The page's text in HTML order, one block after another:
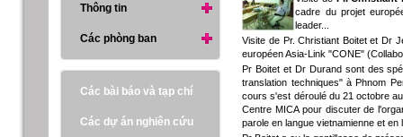
cadre du projet
leader...
Visite de Pr. Christiant Boitet et Dr
européen Asia-Link "CONE"
Pr Boitet et Dr Durand sont des
translation techniques" à Phnom
cours s'est déroulé du 21 octobre
Centre MICA pour discuter de
parole en langue vietnamienne et en
Thông tin
Các phòng ban
Các bài báo và tạp chí
Các dự án nghiên cứu